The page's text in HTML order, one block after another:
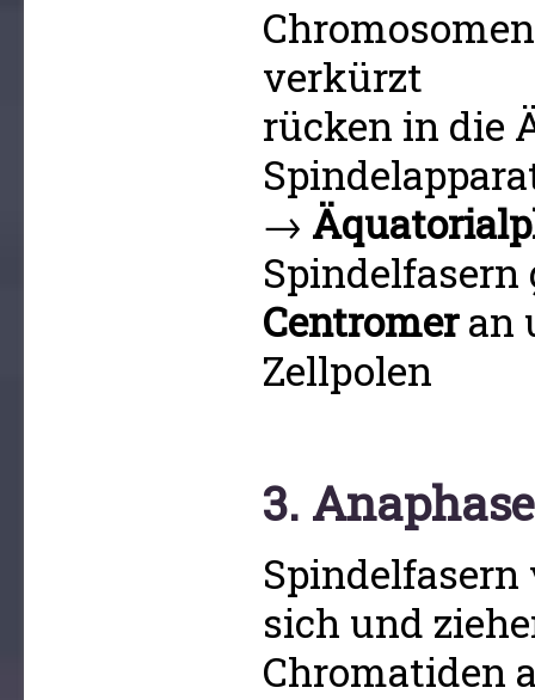
verkürzt
rücken in die
→
Centromeran
Zellpolen
3. Anaphase
sich und
Chromatiden